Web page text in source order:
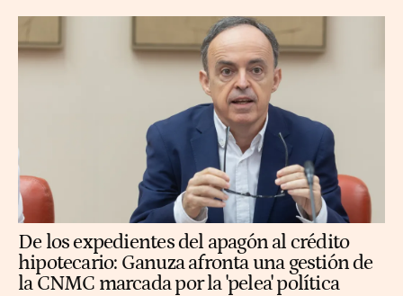
De los expedientes del apagón al crédito
hipotecario: Ganuza afronta una gestión de
la CNMC marcada por la 'pelea' política